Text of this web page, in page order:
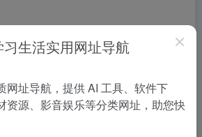
生活实用网址导航
网址导航，提供 AI 工具、软件下
资源、影音娱乐等分类网址，助您快